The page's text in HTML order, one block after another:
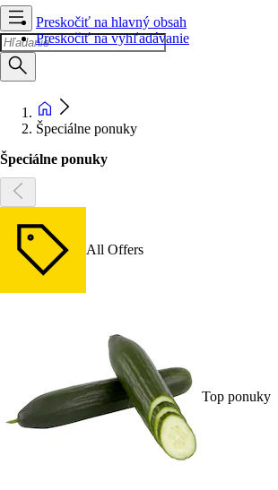
Preskočiť na hlavný obsah
Preskočiť na vyhľadávanie
Špeciálne ponuky
Špeciálne ponuky
All Offers
Top ponuky